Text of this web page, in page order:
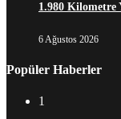
1.980 Kilometre
6 Ağustos 2026
Popüler Haberler
1